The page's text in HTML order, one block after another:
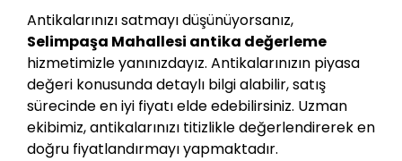
Antikalarınızı satmayı düşünüyorsanız,
Selimpaşa Mahallesi antika değerleme
hizmetimizle yanınızdayız. Antikalarınızın piyasa
değeri konusunda detaylı bilgi alabilir, satış
sürecinde en iyi fiyatı elde edebilirsiniz. Uzman
ekibimiz, antikalarınızı titizlikle değerlendirerek en
doğru fiyatlandırmayı yapmaktadır.